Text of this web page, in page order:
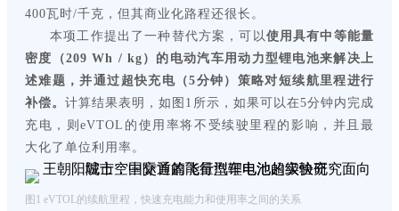
400瓦时/千克，但其商业化路程还很长。
本项工作提出了一种替代方案，可以 使用具有中等能量
密度（209 Wh / kg）的电动汽车用动力型锂电池来解决上
述难题，并通过超快充电（5分钟）策略对短续航里程进行
补偿。计算结果表明，如图1所示，如果可以在5分钟内完成
充电，则eVTOL的使用率将不受续驶里程的影响，并且最
大化了单位利用率。
图1 eVTOL的续航里程，快速充电能力和使用率之间的关系